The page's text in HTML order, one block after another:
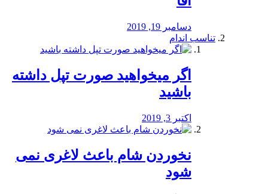
دسامبر 19, 2019
تناسب اندام
اگر میخواهید صورت تپل داشته
باشید
اکتبر 3, 2019
نخوردن شام باعث لاغری نمی
‌شود